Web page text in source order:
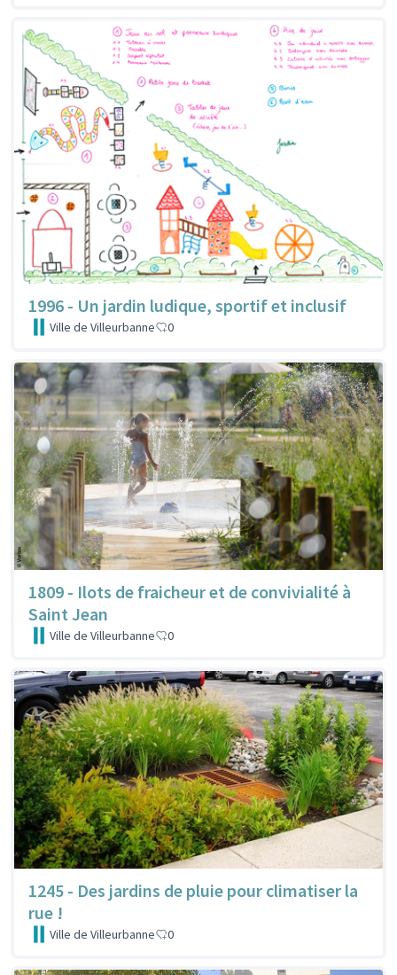
1996 - Un jardin ludique, sportif et inclusif
Ville de Villeurbanne 0
1809 - Ilots de fraicheur et de convivialité à
Saint Jean
Ville de Villeurbanne 0
1245 - Des jardins de pluie pour climatiser la
rue !
Ville de Villeurbanne 0